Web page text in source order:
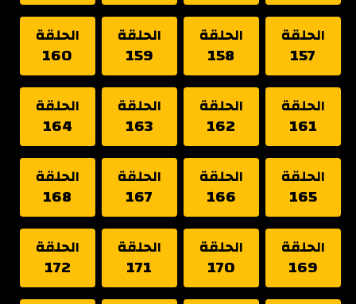
الحلقة
157
الحلقة
158
الحلقة
159
الحلقة
160
الحلقة
161
الحلقة
162
الحلقة
163
الحلقة
164
الحلقة
165
الحلقة
166
الحلقة
167
الحلقة
168
الحلقة
169
الحلقة
170
الحلقة
171
الحلقة
172